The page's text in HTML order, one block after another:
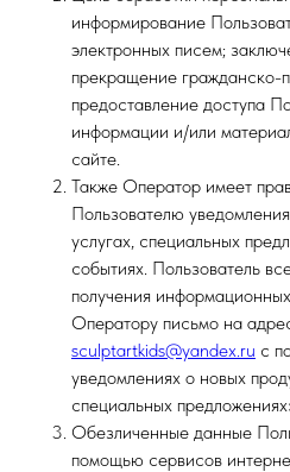
информирование
электронных писем;
прекращение гражданско-
предоставление доступа
информации и/или
сайте.
Также Оператор имеет
Пользователю
услугах, специальных
событиях. Пользователь
получения
Оператору письмо на
sculptartkids@yandex.ru с
уведомлениях о новых
специальных
Обезличенные данные
помощью сервисов